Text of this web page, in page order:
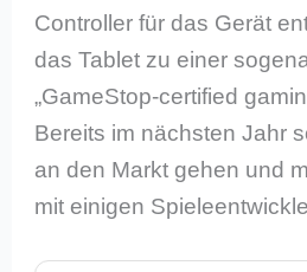
Controller für das Gerät
das Tablet zu einer
„GameStop-certified
Bereits im nächsten Jahr
an den Markt gehen und
mit einigen